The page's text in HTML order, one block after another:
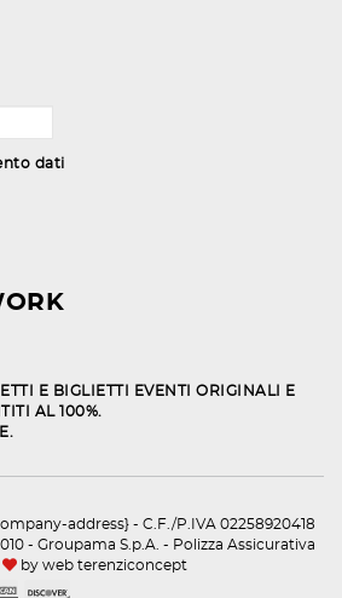
dati
E BIGLIETTI EVENTI ORIGINALI E
AL 100%.
address} - C.F./P.IVA 02258920418
- Groupama S.p.A. - Polizza Assicurativa
by web terenziconcept